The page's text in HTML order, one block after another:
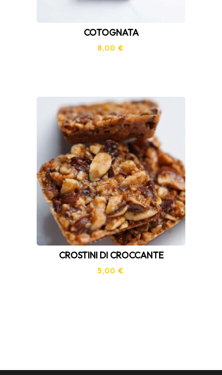
COTOGNATA
8,00€
CROSTINI DI CROCCANTE
5,00€